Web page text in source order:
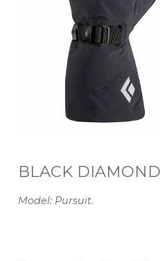
BLACK DIAMOND
Model: Pursuit.